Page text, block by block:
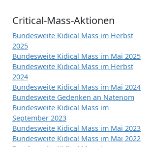
Critical-Mass-Aktionen
Bundesweite Kidical Mass im Herbst
2025
Bundesweite Kidical Mass im Mai 2025
Bundesweite Kidical Mass im Herbst
2024
Bundesweite Kidical Mass im Mai 2024
Bundesweite Gedenken an Natenom
Bundesweite Kidical Mass im
September 2023
Bundesweite Kidical Mass im Mai 2023
Bundesweite Kidical Mass im Mai 2022